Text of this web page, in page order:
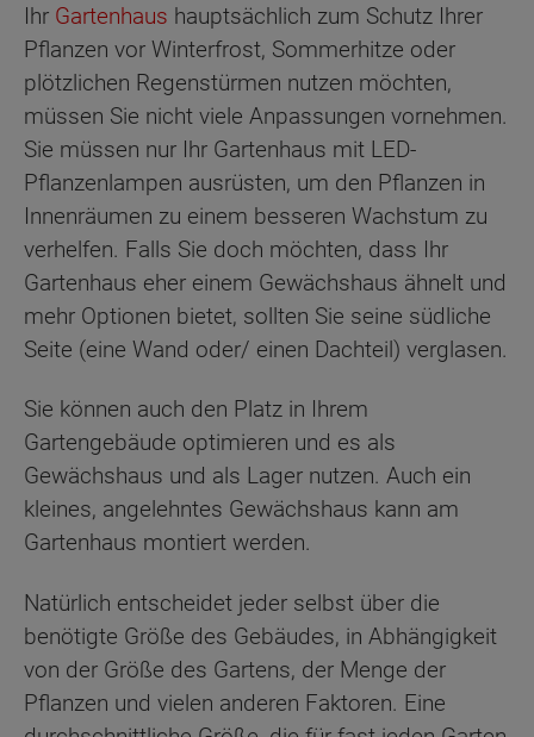
Ihr Gartenhaus hauptsächlich zum Schutz Ihrer
Pflanzen vor Winterfrost, Sommerhitze oder
plötzlichen Regenstürmen nutzen möchten,
müssen Sie nicht viele Anpassungen vornehmen.
Sie müssen nur Ihr Gartenhaus mit LED-
Pflanzenlampen ausrüsten, um den Pflanzen in
Innenräumen zu einem besseren Wachstum zu
verhelfen. Falls Sie doch möchten, dass Ihr
Gartenhaus eher einem Gewächshaus ähnelt und
mehr Optionen bietet, sollten Sie seine südliche
Seite (eine Wand oder/ einen Dachteil) verglasen.
Sie können auch den Platz in Ihrem
Gartengebäude optimieren und es als
Gewächshaus und als Lager nutzen. Auch ein
kleines, angelehntes Gewächshaus kann am
Gartenhaus montiert werden.
Natürlich entscheidet jeder selbst über die
benötigte Größe des Gebäudes, in Abhängigkeit
von der Größe des Gartens, der Menge der
Pflanzen und vielen anderen Faktoren. Eine